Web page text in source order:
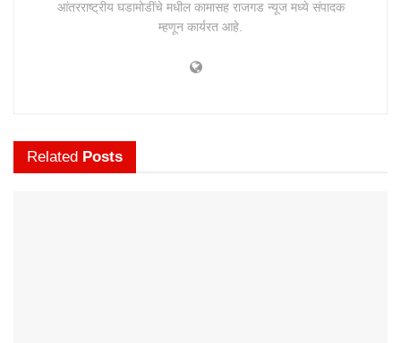
आंतरराष्ट्रीय घडामोडींचे मधील कामासह राजगड न्यूज मध्ये संपादक
म्हणून कार्यरत आहे.
Related Posts